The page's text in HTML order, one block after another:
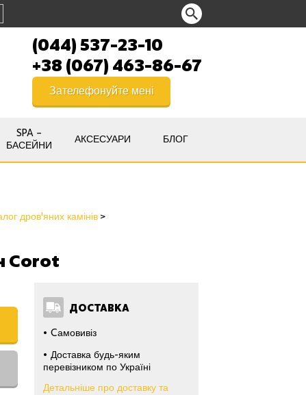
(044) 537-23-10
+38 (067) 463-86-67
Зателефонуйте мені
SPA –
БАСЕЙНИ
АКСЕСУАРИ БЛОГ
дров'яних камінів
Corot
ДОСТАВКА
Cамовивіз
Доставка будь-яким
перевізником по Україні
Детальніше про доставку та